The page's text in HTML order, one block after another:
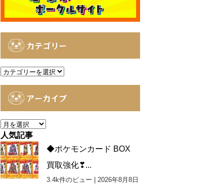
カテゴリー
カ
アーカイブ
ア
ー
カ
イ
ブ
人気記事
◆ポケモンカード BOX
買取強化❣...
3.4k件のビュー
2026年8月8日